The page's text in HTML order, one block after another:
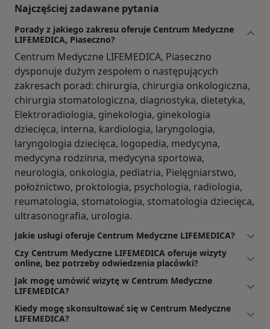
Najczęściej zadawane pytania
Porady z jakiego zakresu oferuje Centrum Medyczne
LIFEMEDICA, Piaseczno?
Centrum Medyczne LIFEMEDICA, Piaseczno
dysponuje dużym zespołem o następujących
zakresach porad: chirurgia, chirurgia onkologiczna,
chirurgia stomatologiczna, diagnostyka, dietetyka,
Elektroradiologia, ginekologia, ginekologia
dziecięca, interna, kardiologia, laryngologia,
laryngologia dziecięca, logopedia, medycyna,
medycyna rodzinna, medycyna sportowa,
neurologia, onkologia, pediatria, Pielęgniarstwo,
położnictwo, proktologia, psychologia, radiologia,
reumatologia, stomatologia, stomatologia dziecięca,
ultrasonografia, urologia.
Jakie usługi oferuje Centrum Medyczne LIFEMEDICA?
Czy Centrum Medyczne LIFEMEDICA oferuje wizyty
online, bez potrzeby odwiedzenia placówki?
Jak mogę umówić wizytę w Centrum Medyczne
LIFEMEDICA?
Kiedy mogę skonsultować się w Centrum Medyczne
LIFEMEDICA?